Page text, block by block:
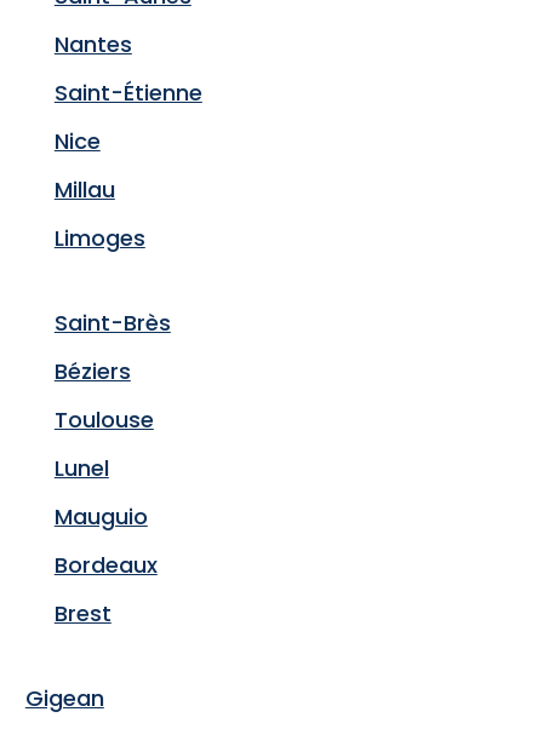
Nantes
Saint-Étienne
Nice
Millau
Limoges
Saint-Brès
Béziers
Toulouse
Lunel
Mauguio
Bordeaux
Brest
Gigean